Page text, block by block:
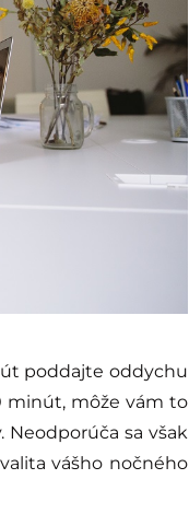
poddajte oddychu
minút, môže vám to
sa však
vášho nočného